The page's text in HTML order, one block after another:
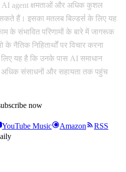
AI agent क्षमताओं और अधिक कुशल
हैं। इसका मतलब बिल्डर्स के लिए यह
के संभावित परिणामों के बारे में जागरूक
के नैतिक निहितार्थों पर विचार करना
यह है कि उनके पास AI समाधान
संसाधनों और सहायता तक पहुंच
now
YouTube Music Amazon
RSS